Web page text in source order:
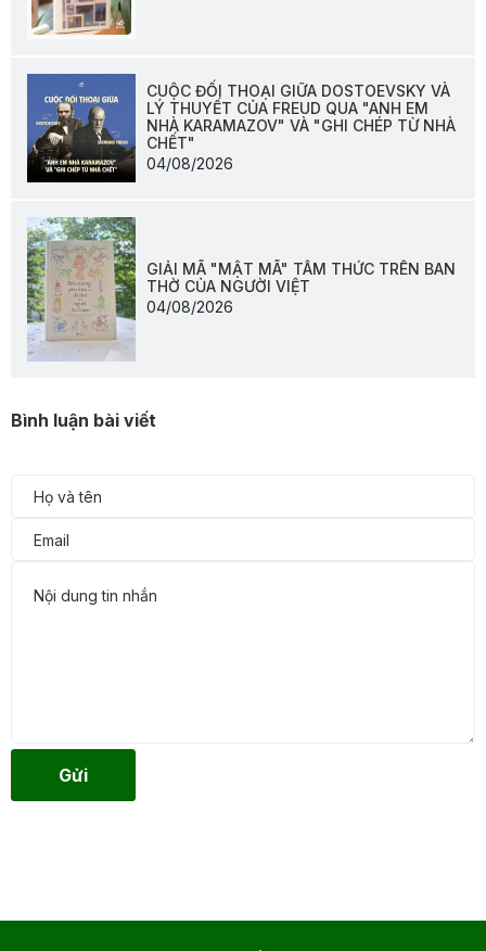
CUỘC ĐỐI THOẠI GIỮA DOSTOEVSKY VÀ
LÝ THUYẾT CỦA FREUD QUA "ANH EM
NHÀ KARAMAZOV" VÀ "GHI CHÉP TỪ NHÀ
CHẾT"
04/08/2026
GIẢI MÃ "MẬT MÃ" TÂM THỨC TRÊN BAN
THỜ CỦA NGƯỜI VIỆT
04/08/2026
Bình luận bài viết
Gửi